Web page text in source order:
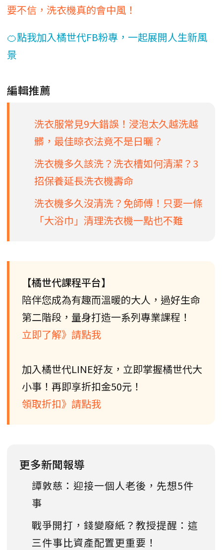
要不信，洗衣機真的會中風！
🍊點我加入橘世代FB粉專，一起展開人生新風
景
編輯推薦
洗衣服常見9大錯誤！浸泡太久越洗越
髒，最佳晾衣法竟不是日曬？
洗衣機多久該洗？洗衣槽如何清潔？3
招保養延長洗衣機壽命
洗衣機多久沒清洗？免師傅！只要一條
「大浴巾」清理洗衣機一點也不難
【橘世代課程平台】
陪伴您成為有趣而溫暖的大人，過好生命
第二階段，量身打造一系列專業課程！
立即了解》請點我
加入橘世代LINE好友，立即掌握橘世代大
小事！再即享折扣金50元！
領取折扣》請點我
更多新聞報導
譚敦慈：迎接一個人老後，先想5件
事
戰爭開打，錢變廢紙？教授提醒：這
三件事比資產配置更重要！